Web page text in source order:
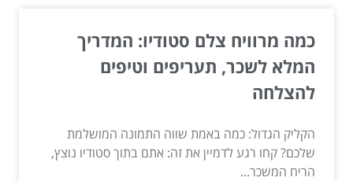
כמה מרוויח צלם סטודיו: המדריך
המלא לשכר, תעריפים וטיפים
להצלחה
הקליק הגדול: כמה באמת שווה התמונה המושלמת
שלכם? קחו רגע לדמיין את זה: אתם בתוך סטודיו נוצץ,
הריח המשכר...